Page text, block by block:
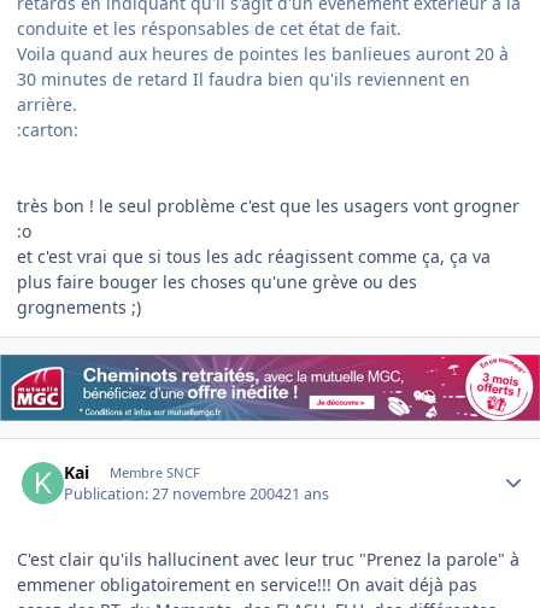
conduite et les résponsables de cet état de fait.
Voila quand aux heures de pointes les banlieues auront 20 à
30 minutes de retard Il faudra bien qu'ils reviennent en
arrière.
:carton:
très bon ! le seul problème c'est que les usagers vont grogner
:o
et c'est vrai que si tous les adc réagissent comme ça, ça va
plus faire bouger les choses qu'une grève ou des
grognements ;)
Kai Membre SNCF
Publication:27 novembre 200421 ans
C'est clair qu'ils hallucinent avec leur truc "Prenez la parole" à
emmener obligatoirement en service!!! On avait déjà pas